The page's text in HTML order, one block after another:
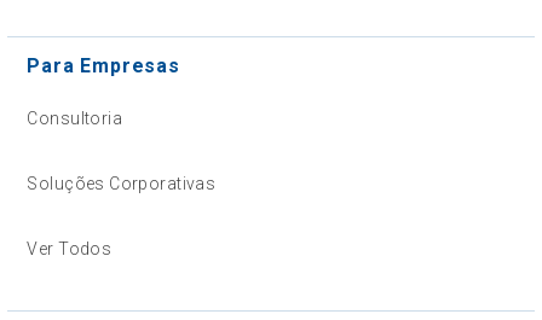
Para Empresas
Consultoria
Soluções Corporativas
Ver Todos